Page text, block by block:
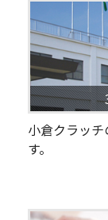
小倉クラッ
す。